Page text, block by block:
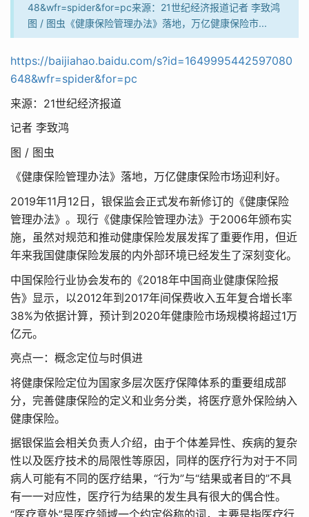
48&wfr=spider&for=pc来源：21世纪经济报道记者 李致鸿
图 / 图虫《健康保险管理办法》落地，万亿健康保险市...
https://baijiahao.baidu.com/s?id=1649995442597080
648&wfr=spider&for=pc
来源：21世纪经济报道
记者 李致鸿
图 / 图虫
《健康保险管理办法》落地，万亿健康保险市场迎利好。
2019年11月12日，银保监会正式发布新修订的《健康保险
管理办法》。现行《健康保险管理办法》于2006年颁布实
施，虽然对规范和推动健康保险发展发挥了重要作用，但近
年来我国健康保险发展的内外部环境已经发生了深刻变化。
中国保险行业协会发布的《2018年中国商业健康保险报
告》显示，以2012年到2017年间保费收入五年复合增长率
38%为依据计算，预计到2020年健康险市场规模将超过1万
亿元。
亮点一：概念定位与时俱进
将健康保险定位为国家多层次医疗保障体系的重要组成部
分，完善健康保险的定义和业务分类，将医疗意外保险纳入
健康保险。
据银保监会相关负责人介绍，由于个体差异性、疾病的复杂
性以及医疗技术的局限性等原因，同样的医疗行为对于不同
病人可能有不同的医疗结果，“行为”与“结果或者目的”不具
有一一对应性，医疗行为结果的发生具有很大的偶合性。